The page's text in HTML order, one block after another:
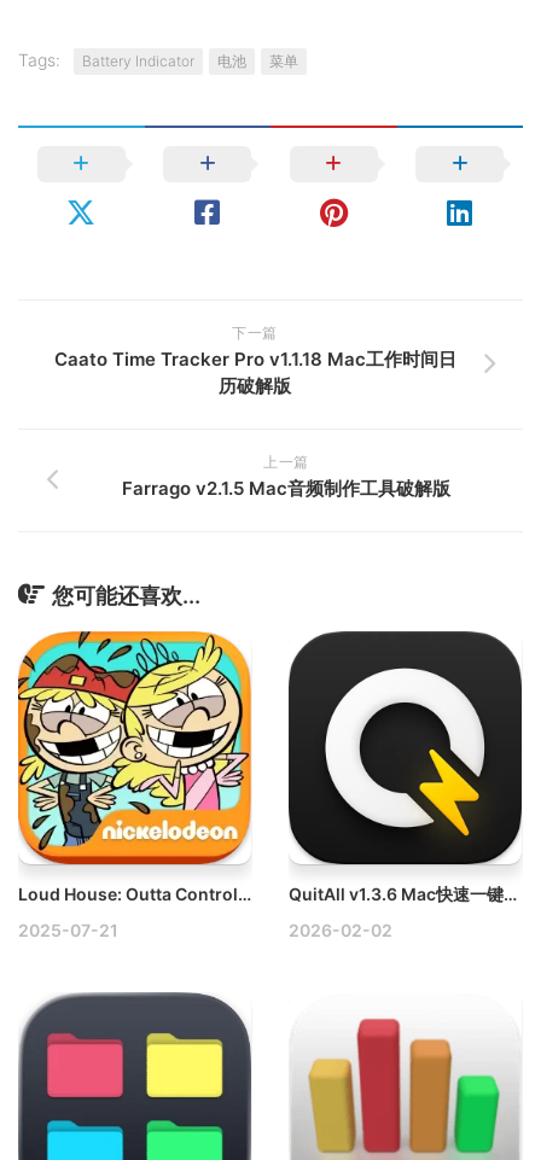
Tags: Battery Indicator 电池 菜单
下一篇
Caato Time Tracker Pro v1.1.18 Mac工作时间日
历破解版
上一篇
Farrago v2.1.5 Mac音频制作工具破解版
您可能还喜欢...
Loud House: Outta Control v1.1.8 Mac策略类休闲游戏
2025-07-21
QuitAll v1.3.6 Mac快速一键退出应用程序破解版
2026-02-02